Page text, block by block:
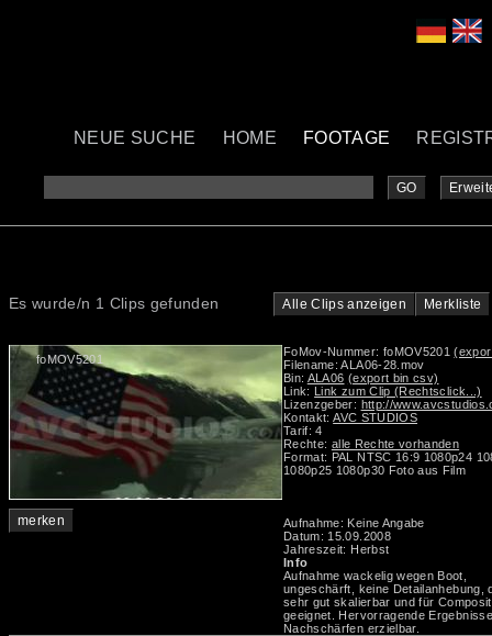
NEUE SUCHE HOME FOOTAGE
GO
Es wurde/n 1 Clips gefunden Alle Clips anzeigen Merkliste
foMOV5201
merken
FoMov-Nummer: foMOV5201
Filename: ALA06-28.mov
Bin: ALA06 (export bin csv)
Link: Link zum Clip (Rechtsclick...)
Lizenzgeber: http://
Kontakt:AVC STUDIOS
Tarif: 4
Rechte: alle Rechte vorhanden
Format: PAL NTSC 16:9 1080p24
1080p25 1080p30 Foto aus Film
Aufnahme: Keine Angabe
Datum: 15.09.2008
Jahreszeit: Herbst
Info
Aufnahme wackelig wegen Boot,
ungeschärft, keine Detailanhebung,
sehr gut skalierbar und für
geeignet. Hervorragende
Nachschärfen erzielbar.